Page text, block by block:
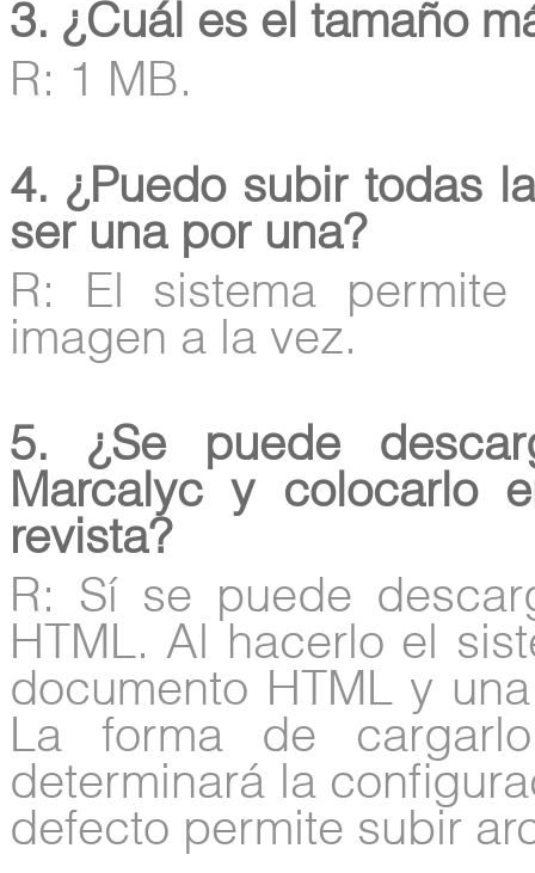
3. ¿Cuál es el tamaño
R: 1 MB.
4. ¿Puedo subir todas
ser una por una?
R: El sistema
imagen a la vez.
5. ¿Se puede
Marcalyc y colocarlo
revista?
R: Sí se puede
HTML. Al hacerlo el
documento HTML y
La forma de
determinará la
defecto permite subir